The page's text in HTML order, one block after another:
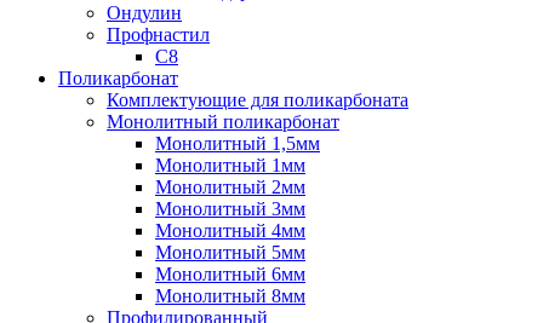
Ондулин
Профнастил
С8
Поликарбонат
Комплектующие для поликарбоната
Монолитный поликарбонат
Монолитный 1,5мм
Монолитный 1мм
Монолитный 2мм
Монолитный 3мм
Монолитный 4мм
Монолитный 5мм
Монолитный 6мм
Монолитный 8мм
Профилированный